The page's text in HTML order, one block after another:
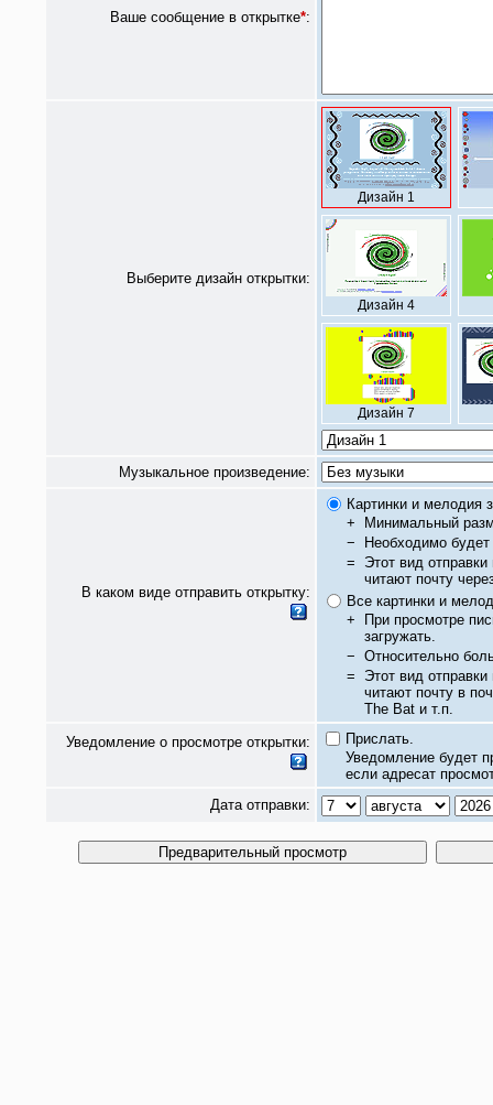
Ваше сообщение в открытке*:
Выберите дизайн открытки:
Дизайн 1
Дизайн 4
Дизайн 7
Музыкальное произведение:
В каком виде отправить открытку:
Картинки и мелодия
+
Минимальный
−
Необходимо будет
= Этот вид
читают почту
Все картинки и
+
При просмотре
загружать.
− Относительно
= Этот вид
читают почту в
The Bat и т.п.
Уведомление о просмотре открытки:
Прислать.
Уведомление будет
если адресат
Дата отправки: